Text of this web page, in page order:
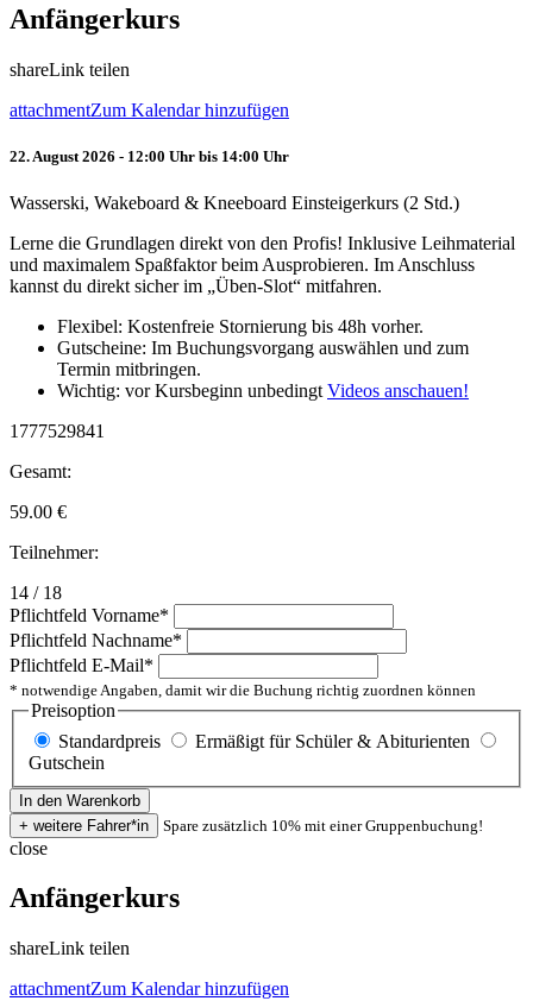
Anfängerkurs
shareLink teilen
attachmentZum Kalendar hinzufügen
22. August 2026 - 12:00 Uhr bis 14:00 Uhr
Wasserski, Wakeboard & Kneeboard Einsteigerkurs (2 Std.)
Lerne die Grundlagen direkt von den Profis! Inklusive Leihmaterial
und maximalem Spaßfaktor beim Ausprobieren. Im Anschluss
kannst du direkt sicher im „Üben-Slot“ mitfahren.
Flexibel: Kostenfreie Stornierung bis 48h vorher.
Gutscheine: Im Buchungsvorgang auswählen und zum
Termin mitbringen.
Wichtig: vor Kursbeginn unbedingt Videos anschauen!
1777529841
Gesamt:
59.00 €
Teilnehmer:
14 / 18
Pflichtfeld Vorname*
Pflichtfeld Nachname*
Pflichtfeld E-Mail*
* notwendige Angaben, damit wir die Buchung richtig zuordnen können
Preisoption
Standardpreis
Ermäßigt für Schüler & Abiturienten
Gutschein
Spare zusätzlich 10% mit einer Gruppenbuchung!
close
Anfängerkurs
shareLink teilen
attachmentZum Kalendar hinzufügen